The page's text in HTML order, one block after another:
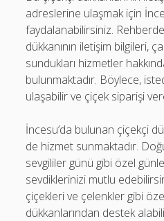
adreslerine ulaşmak için
faydalanabilirsiniz.
dükkanının iletişim bilgileri,
sundukları hizmetler
bulunmaktadır. Böylece,
ulaşabilir ve çiçek siparişi
İncesu’da bulunan çiçekçi
de hizmet sunmaktadır.
sevgililer günü gibi özel
sevdiklerinizi mutlu
çiçekleri ve çelenkler gibi
dükkanlarından destek